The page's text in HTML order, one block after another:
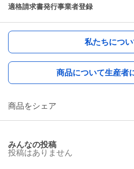
適格請求書発行事業者登録
私たちについ
商品について生産者
商品をシェア
みんなの投稿
投稿はありません